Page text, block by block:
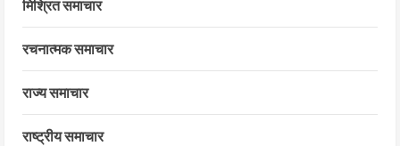
मिश्रित समाचार
रचनात्मक समाचार
राज्य समाचार
राष्ट्रीय समाचार